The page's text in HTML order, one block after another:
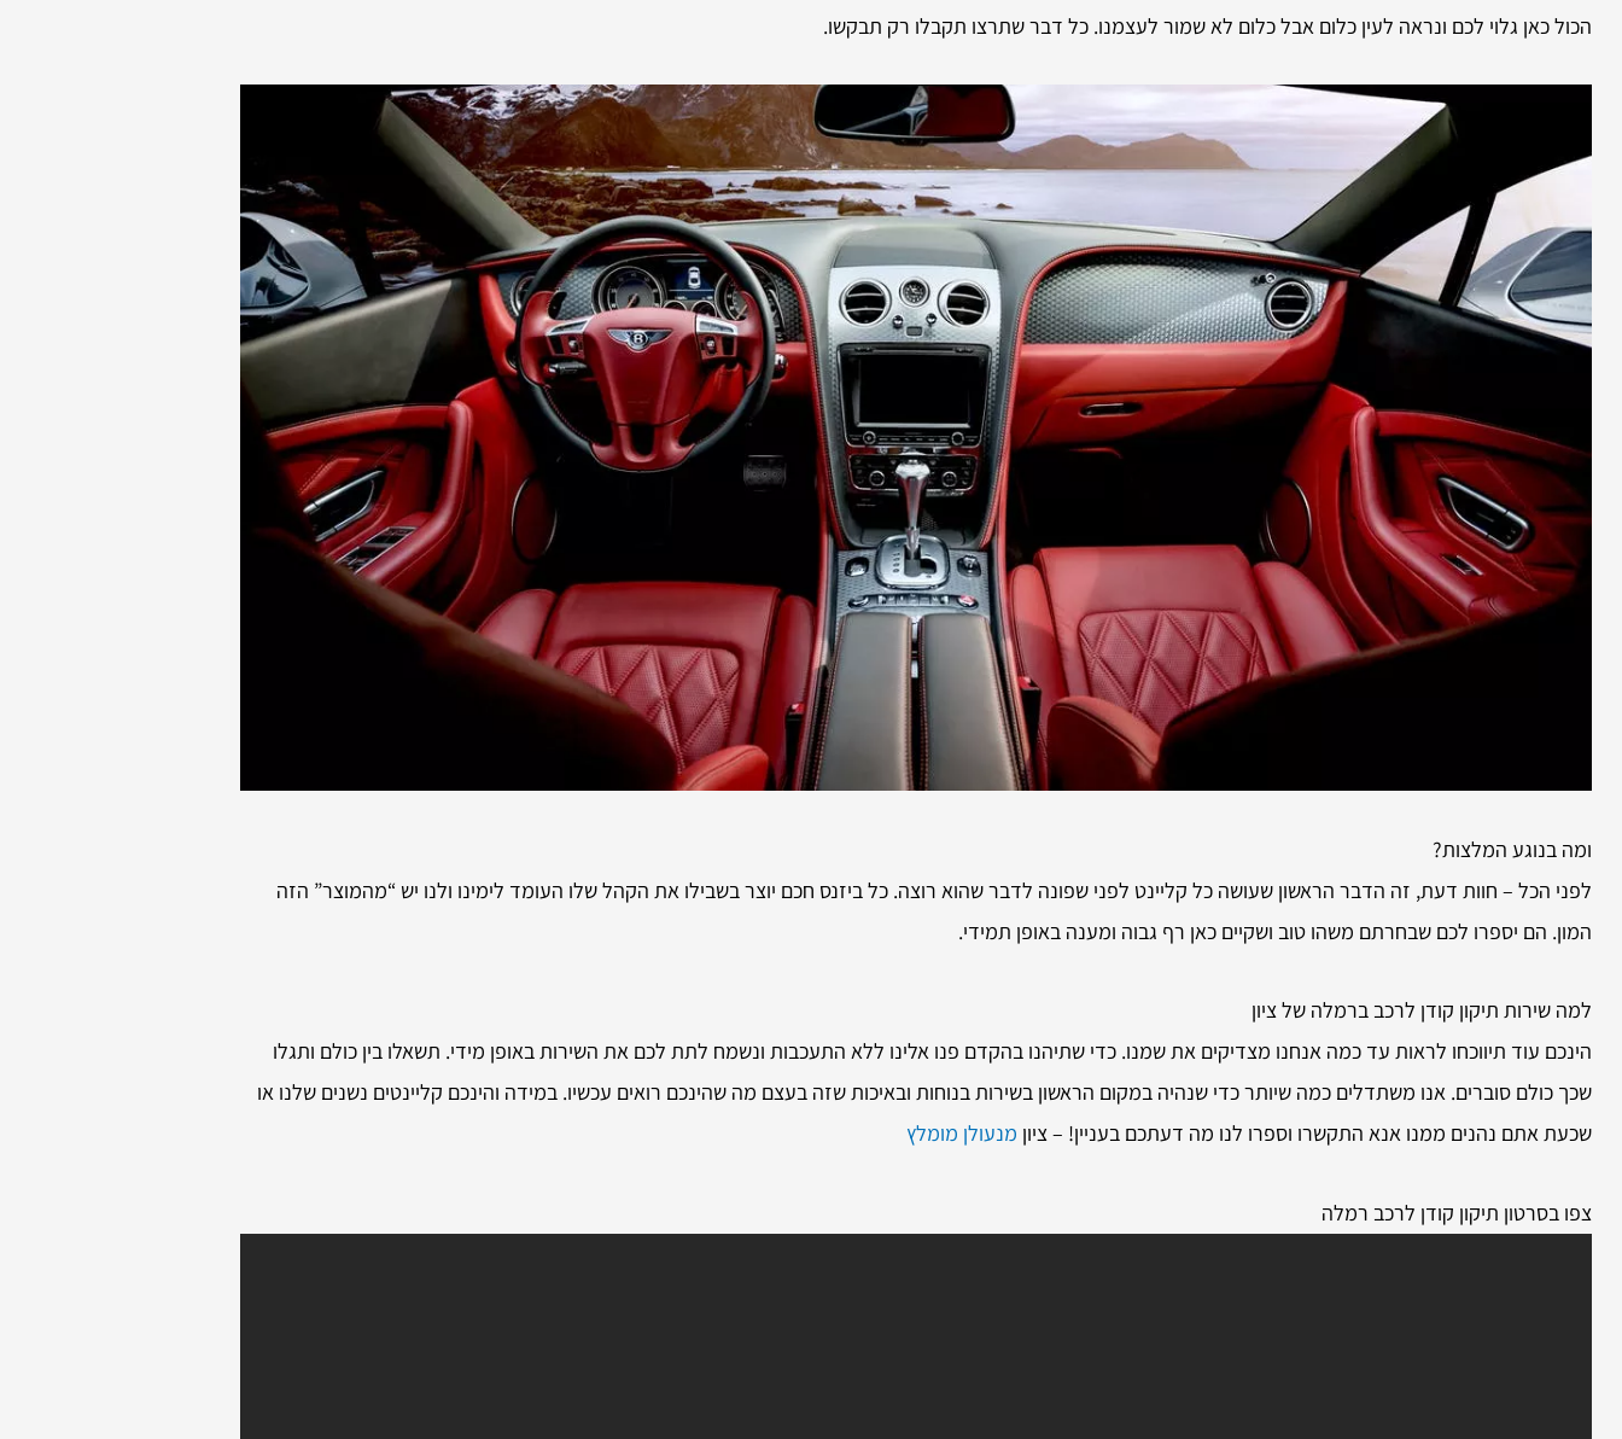
הכול כאן גלוי לכם ונראה לעין כלום אבל כלום לא שמור לעצמנו. כל דבר שתרצו תקבלו רק תבקשו.
ומה בנוגע המלצות?
לפני הכל – חוות דעת, זה הדבר הראשון שעושה כל קליינט לפני שפונה לדבר שהוא רוצה. כל ביזנס חכם יוצר בשבילו את הקהל שלו העומד לימינו ולנו יש “מהמוצר” הזה
המון. הם יספרו לכם שבחרתם משהו טוב ושקיים כאן רף גבוה ומענה באופן תמידי.
למה שירות תיקון קודן לרכב ברמלה של ציון
הינכם עוד תיווכחו לראות עד כמה אנחנו מצדיקים את שמנו. כדי שתיהנו בהקדם פנו אלינו ללא התעכבות ונשמח לתת לכם את השירות באופן מידי. תשאלו בין כולם ותגלו
שכך כולם סוברים. אנו משתדלים כמה שיותר כדי שנהיה במקום הראשון בשירות בנוחות ובאיכות שזה בעצם מה שהינכם רואים עכשיו. במידה והינכם קליינטים נשנים שלנו או
שכעת אתם נהנים ממנו אנא התקשרו וספרו לנו מה דעתכם בעניין! – ציון מנעולן מומלץ
צפו בסרטון תיקון קודן לרכב רמלה